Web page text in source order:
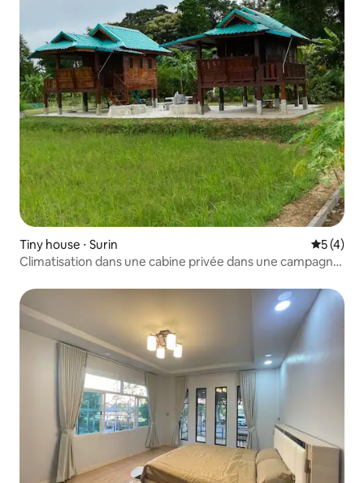
Tiny house ⋅ Surin
5 (4)
Climatisation dans une cabine privée dans une campagne